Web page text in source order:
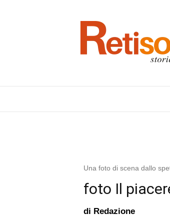
Una foto di scena dallo
foto Il
di Redazione